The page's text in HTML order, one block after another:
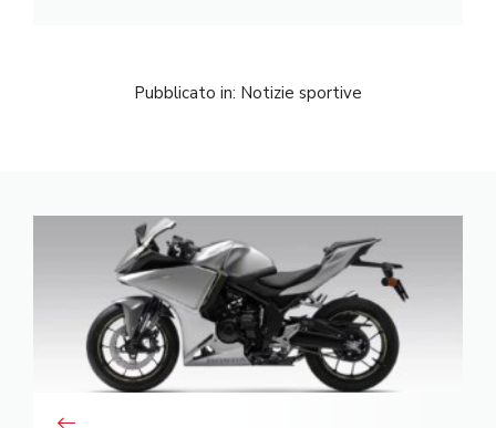
Pubblicato in: Notizie sportive